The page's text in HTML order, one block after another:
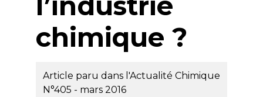
chimique ?
Article paru dans l'Actualité Chimique
N°405 - mars 2016